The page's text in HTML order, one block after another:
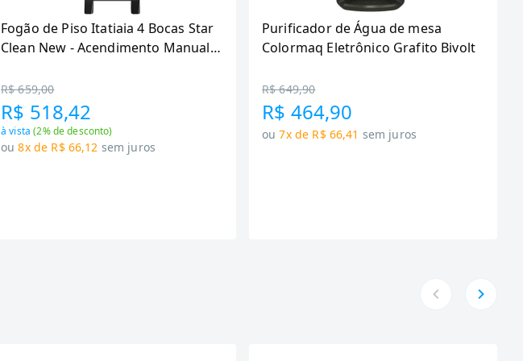
Fogão de Piso Itatiaia 4 Bocas Star
Clean New - Acendimento Manual,
R$ 659,00
R$ 518,42
à vista(2% de desconto)
ou 8x de R$ 66,12 sem juros
Purificador de Água de mesa
Colormaq Eletrônico Grafito Bivolt
R$ 649,90
R$ 464,90
ou 7x de R$ 66,41 sem juros